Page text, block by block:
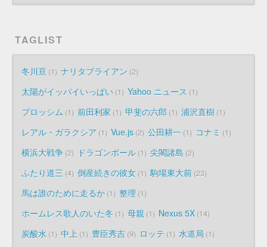
TAGLIST
冬川亘 1 ナリタブライアン 2
太陽がイッパイいっぱい 1 Yahoo ニュース 1
プロッシム 1 前田利家 1 甲斐の六郎 1 浦沢直樹 1
レアル・ガラクシア 1 Vue.js 2 公田耕一 1 コナミ 1
横浜大戦争 2 ドラゴンボール 1 尖閣諸島 2
ふたり道三 4 倒産続きの彼女 1 駒場東大前 23
馬は誰のために走るか 1 整理 1
ホームレス歌人のいた冬 1 母親 1 Nexus 5X 14
炭酸水 1 中上 1 豊臣秀吉 9 ロッテ 1 水道局 1